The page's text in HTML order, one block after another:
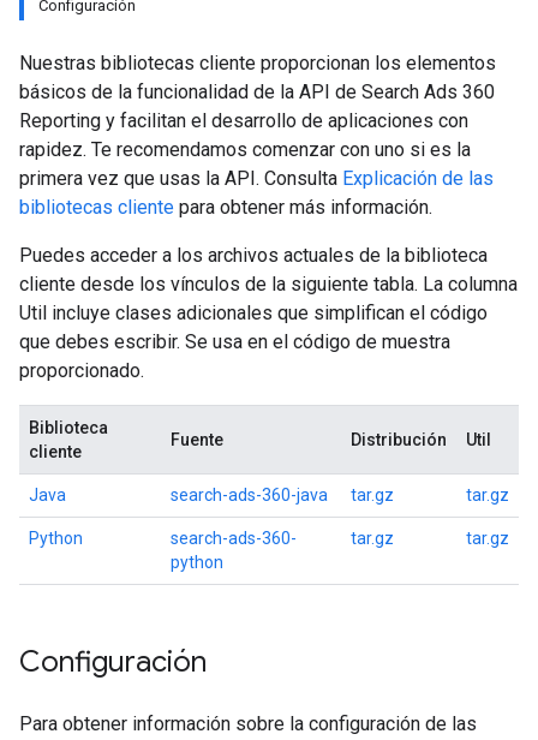
Configuración
Nuestras bibliotecas cliente proporcionan los elementos
básicos de la funcionalidad de la API de Search Ads 360
Reporting y facilitan el desarrollo de aplicaciones con
rapidez. Te recomendamos comenzar con uno si es la
primera vez que usas la API. Consulta Explicación de las
bibliotecas cliente para obtener más información.
Puedes acceder a los archivos actuales de la biblioteca
cliente desde los vínculos de la siguiente tabla. La columna
Util incluye clases adicionales que simplifican el código
que debes escribir. Se usa en el código de muestra
proporcionado.
Biblioteca
cliente
Fuente Distribución Util
Java search-ads-360-java tar.gz tar.gz
Python
search-ads-360-
python
tar.gz tar.gz
Configuración
Para obtener información sobre la configuración de las